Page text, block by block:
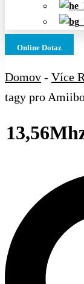
Online Dotaz
Domov - Více
tagy pro